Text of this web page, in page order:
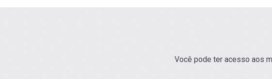
Você pode ter acesso aos